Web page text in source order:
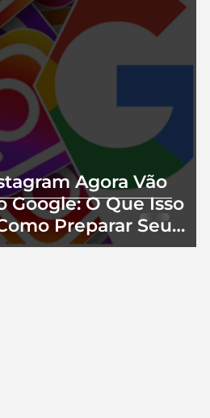
Agora Vão
Google: O Que Isso
Preparar Seu